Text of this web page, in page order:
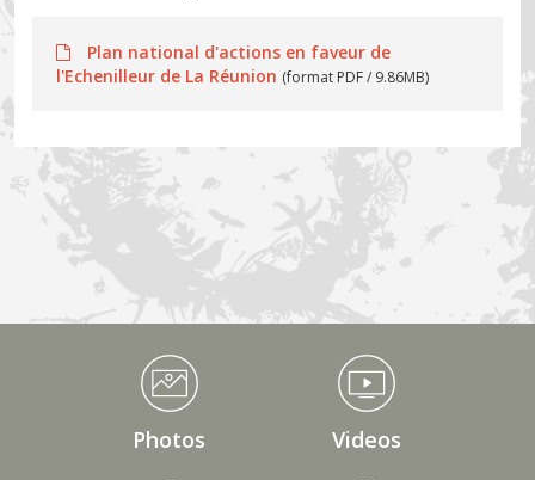
Plan national d'actions en faveur de
l'Echenilleur de La Réunion (format PDF / 9.86MB)
Médiathèque Footer
Photos Videos